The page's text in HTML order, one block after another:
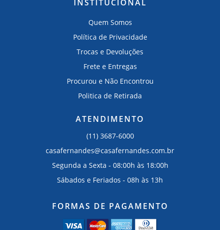
INSTITUCIONAL
Quem Somos
Política de Privacidade
Trocas e Devoluções
Frete e Entregas
Procurou e Não Encontrou
Politica de Retirada
ATENDIMENTO
(11) 3687-6000
casafernandes@casafernandes.com.br
Segunda a Sexta - 08:00h às 18:00h
Sábados e Feriados - 08h às 13h
FORMAS DE PAGAMENTO